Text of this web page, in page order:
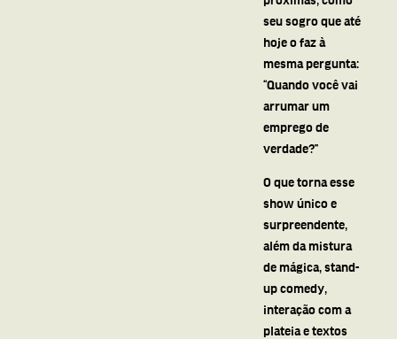
seu sogro que até
hoje o faz à
mesma pergunta:
“Quando você vai
arrumar um
emprego de
verdade?”
O que torna esse
show único e
surpreendente,
além da mistura
de mágica, stand-
up comedy,
interação com a
plateia e textos